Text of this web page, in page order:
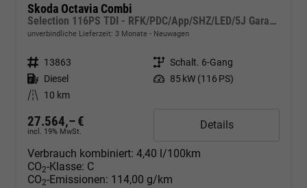
Skoda Octavia Combi
Selection 116PS TDI - RFK/PDC/App/SHZ/LED/5J Garantie
unverbindliche Lieferzeit: 3 Monate Neuwagen
Fahrzeugnr. 13863 Getriebe Schalt. 6-Gang
Kraftstoff Diesel Leistung 85 kW (116 PS)
Kilometerstand
10 km
27.564,– €
incl. 19% MwSt.
Details
Verbrauch kombiniert: 4,40 l/100km
CO2-Klasse: C
CO2-Emissionen: 114,00 g/km